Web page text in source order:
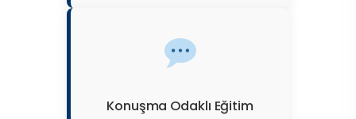
Konuşma Odaklı Eğitim